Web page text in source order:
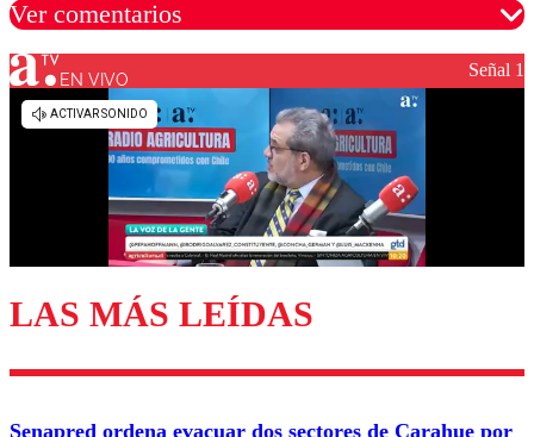
Ver comentarios
Los comentarios son moderados para garantizar un
diálogo respetuoso.
Enviar comentario
EN VIVO Señal 1
LAS MÁS LEÍDAS
Senapred ordena evacuar dos sectores de Carahue por